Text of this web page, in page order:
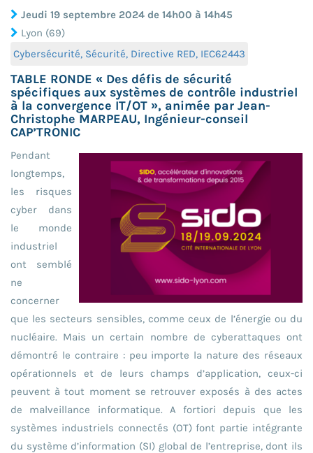
Jeudi 19 septembre 2024 de 14h00 à 14h45
Lyon (69)
Cybersécurité, Sécurité, Directive RED, IEC62443
TABLE RONDE « Des défis de sécurité
spécifiques aux systèmes de contrôle industriel
à la convergence IT/OT », animée par Jean-
Christophe MARPEAU, Ingénieur-conseil
CAP’TRONIC
Pendant
longtemps,
les risques
cyber dans
le monde
industriel
ont semblé
ne
concerner
que les secteurs sensibles, comme ceux de l’énergie ou du
nucléaire. Mais un certain nombre de cyberattaques ont
démontré le contraire : peu importe la nature des réseaux
opérationnels et de leurs champs d’application, ceux-ci
peuvent à tout moment se retrouver exposés à des actes
de malveillance informatique. A fortiori depuis que les
systèmes industriels connectés (OT) font partie intégrante
du système d’information (SI) global de l’entreprise, dont ils